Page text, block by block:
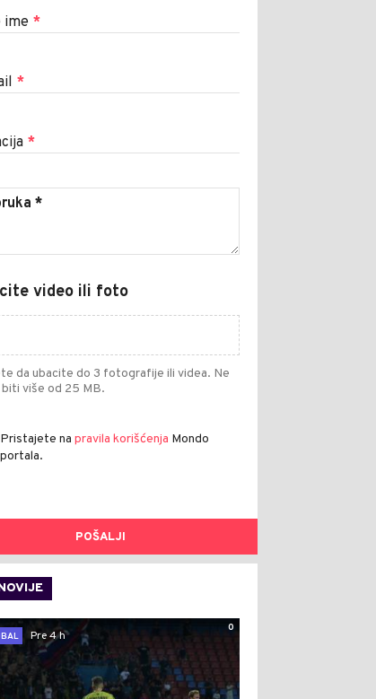
ime *
*
*
video ili foto
da ubacite do 3 fotografije ili videa. Ne
biti više od 25 MB.
Pristajete na pravila korišćenja Mondo
portala.
POŠALJI
0
Pre 4 h